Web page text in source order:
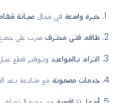
خبرة واسعةفي مجالصيانة شفاط
طاقم فني محترفمدرب على جميع
التزام بالمواعيدوتوفير قطع غيار
خدمات مضمونةمع متابعة بعد